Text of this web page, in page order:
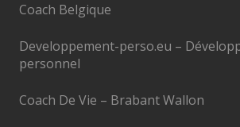
Coach Belgique
Developpement-perso.eu –
personnel
Coach De Vie – Brabant Wallon